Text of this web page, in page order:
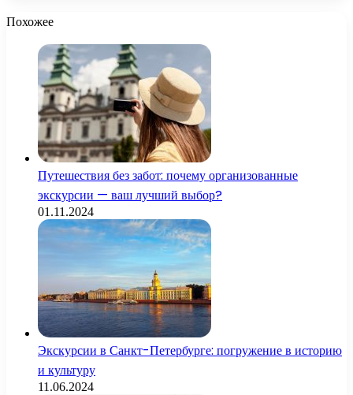
Похожее
Путешествия без забот: почему организованные
экскурсии — ваш лучший выбор?
01.11.2024
Экскурсии в Санкт-Петербурге: погружение в историю
и культуру
11.06.2024